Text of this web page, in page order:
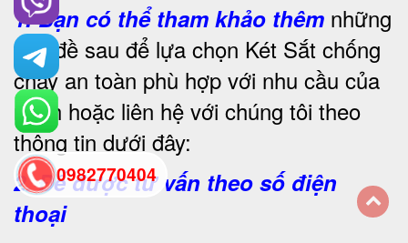
1.Bạn có thể tham khảo thêm những
vấn đề sau để lựa chọn Két Sắt chống
cháy an toàn phù hợp với nhu cầu của
mình hoặc liên hệ với chúng tôi theo
thông tin dưới đây:
2. Để được tư vấn theo số điện
thoại
0982770404